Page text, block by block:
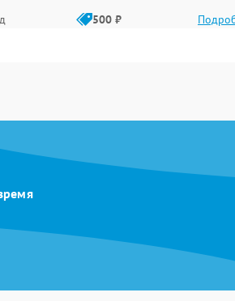
500 ₽